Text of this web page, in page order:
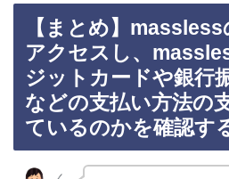
【まとめ】
アクセスし、
ジットカードや銀行
などの支払い方法の
ているのかを確認す